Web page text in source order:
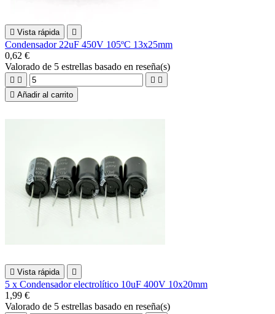
 Vista rápida 
Condensador 22uF 450V 105ºC 13x25mm
0,62 €
Valorado de 5 estrellas basado en reseña(s)
   
 Añadir al carrito
 Vista rápida 
5 x Condensador electrolítico 10uF 400V 10x20mm
1,99 €
Valorado de 5 estrellas basado en reseña(s)